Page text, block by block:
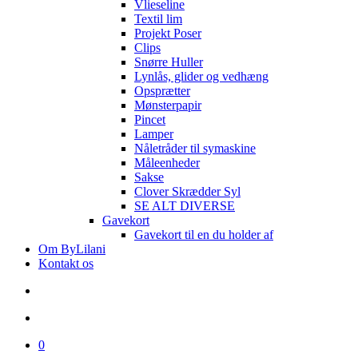
Vlieseline
Textil lim
Projekt Poser
Clips
Snørre Huller
Lynlås, glider og vedhæng
Opsprætter
Mønsterpapir
Pincet
Lamper
Nåletråder til symaskine
Måleenheder
Sakse
Clover Skrædder Syl
SE ALT DIVERSE
Gavekort
Gavekort til en du holder af
Om ByLilani
Kontakt os
0